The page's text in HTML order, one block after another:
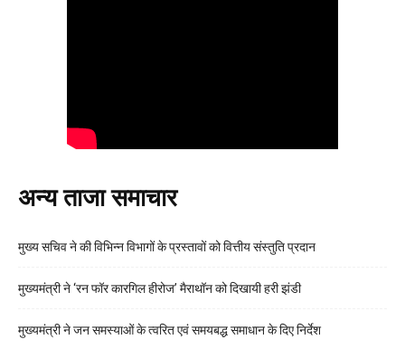
अन्य ताजा समाचार
मुख्य सचिव ने की विभिन्न विभागों के प्रस्तावों को वित्तीय संस्तुति प्रदान
मुख्यमंत्री ने ‘रन फॉर कारगिल हीरोज’ मैराथॉन को दिखायी हरी झंडी
मुख्यमंत्री ने जन समस्याओं के त्वरित एवं समयबद्ध समाधान के दिए निर्देश